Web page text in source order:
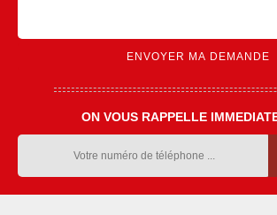
ON VOUS RAPPELLE